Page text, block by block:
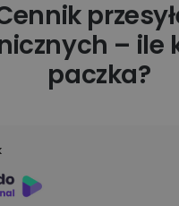
– ile
paczka?